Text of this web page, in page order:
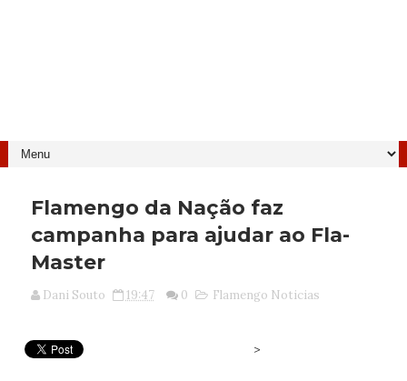
Flamengo da Nação faz
campanha para ajudar ao Fla-
Master
Dani Souto 19:47 0 Flamengo Noticias
>